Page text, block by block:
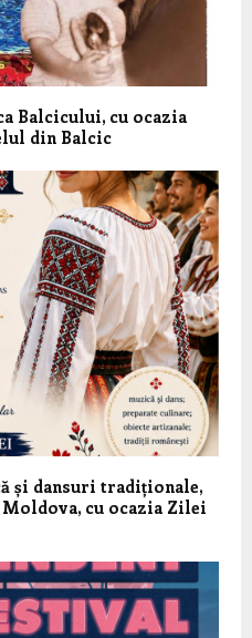
Balcicului, cu ocazia
din Balcic
și dansuri tradiționale,
cu ocazia Zilei